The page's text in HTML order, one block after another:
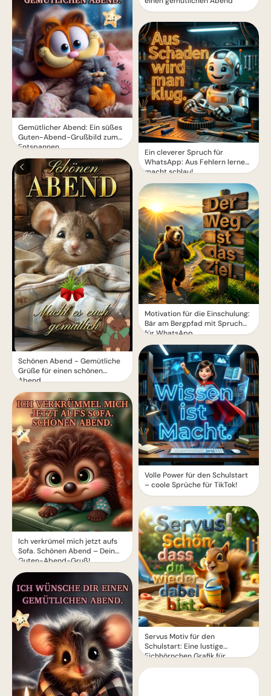
Gemütlicher Abend: Ein süßes
Guten-Abend-Grußbild zum
Entspannen
Schönen Abend - Gemütliche
Grüße für einen schönen
Abend
Ich verkrümel mich jetzt aufs
Sofa. Schönen Abend – Dein
Guten-Abend-Gruß!
Ein cleverer Spruch für
WhatsApp: Aus Fehlern lernen
macht schlau!
Motivation für die Einschulung:
Bär am Bergpfad mit Spruch
für WhatsApp
Volle Power für den Schulstart
– coole Sprüche für TikTok!
Servus Motiv für den
Schulstart: Eine lustige
Eichhörnchen Grafik für
WhatsApp